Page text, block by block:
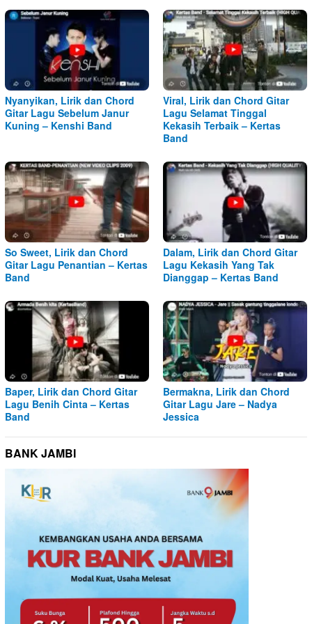
Nyanyikan, Lirik dan Chord
Gitar Lagu Sebelum Janur
Kuning – Kenshi Band
Viral, Lirik dan Chord Gitar
Lagu Selamat Tinggal
Kekasih Terbaik – Kertas
Band
So Sweet, Lirik dan Chord
Gitar Lagu Penantian – Kertas
Band
Dalam, Lirik dan Chord Gitar
Lagu Kekasih Yang Tak
Dianggap – Kertas Band
Baper, Lirik dan Chord Gitar
Lagu Benih Cinta – Kertas
Band
Bermakna, Lirik dan Chord
Gitar Lagu Jare – Nadya
Jessica
BANK JAMBI